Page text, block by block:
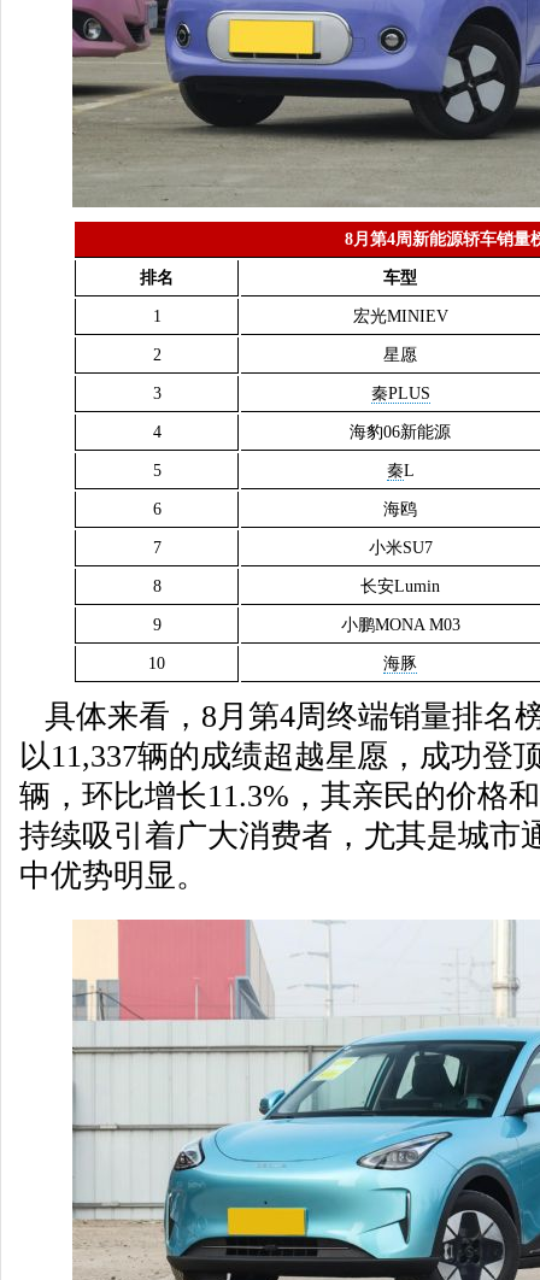
8月第4周新能源轿车销量
排名 车型
1 宏光MINIEV
2 星愿
3 秦PLUS
4 海豹06新能源
5 秦L
6 海鸥
7 小米SU7
8 长安Lumin
9 小鹏MONA M03
10 海豚
具体来看，8月第4周终端销量排名
以11,337辆的成绩超越星愿，成功登
辆，环比增长11.3%，其亲民的价格
持续吸引着广大消费者，尤其是城市
中优势明显。